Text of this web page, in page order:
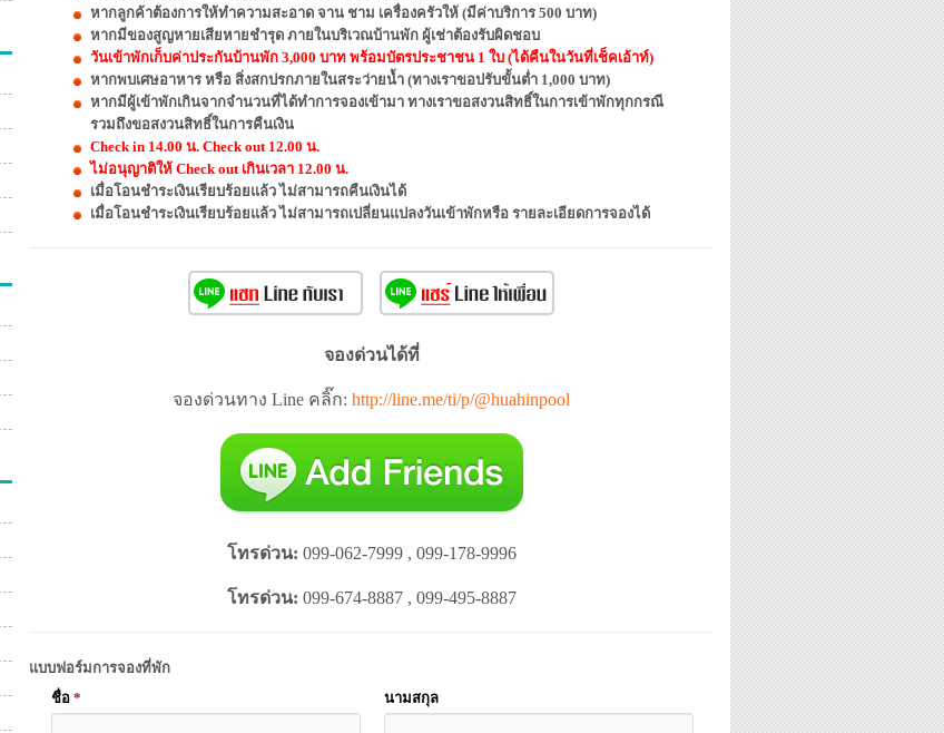
หากลูกค้าต้องการให้ทำความสะอาด จาน ชาม เครื่องครัวให้ (มีค่าบริการ 500 บาท)
หากมีของสูญหายเสียหายชำรุด ภายในบริเวณบ้านพัก ผู้เช่าต้องรับผิดชอบ
วันเข้าพักเก็บค่าประกันบ้านพัก 3,000 บาท พร้อมบัตรประชาชน 1 ใบ (ได้คืนในวันที่เช็คเอ้าท์)
หากพบเศษอาหาร หรือ สิ่งสกปรกภายในสระว่ายน้ำ (ทางเราขอปรับขั้นต่ำ 1,000 บาท)
หากมีผู้เข้าพักเกินจากจำนวนที่ได้ทำการจองเข้ามา ทางเราขอสงวนสิทธิ์ในการเข้าพักทุกกรณี
รวมถึงขอสงวนสิทธิ์ในการคืนเงิน
Check in 14.00 น. Check out 12.00 น.
ไม่อนุญาติให้ Check out เกินเวลา 12.00 น.
เมื่อโอนชำระเงินเรียบร้อยแล้ว ไม่สามารถคืนเงินได้
เมื่อโอนชำระเงินเรียบร้อยแล้ว ไม่สามารถเปลี่ยนแปลงวันเข้าพักหรือ รายละเอียดการจองได้
จองด่วนได้ที่
จองด่วนทาง Line คลิ๊ก: http://line.me/ti/p/@huahinpool
โทรด่วน: 099-062-7999 , 099-178-9996
โทรด่วน: 099-674-8887 , 099-495-8887
แบบฟอร์มการจองที่พัก
ชื่อ * นามสกุล